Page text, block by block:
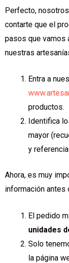
Perfecto,
contarte que el
pasos que vamos
nuestras
Entra a
productos.
Identifica
mayor
y
Ahora, es muy
información antes
El pedido
unidades
Solo
la página